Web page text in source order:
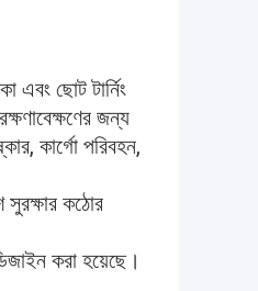
এবং ছোট টার্নিং
জন্য
কার্গো পরিবহন,
সুরক্ষার কঠোর
করা হয়েছে।